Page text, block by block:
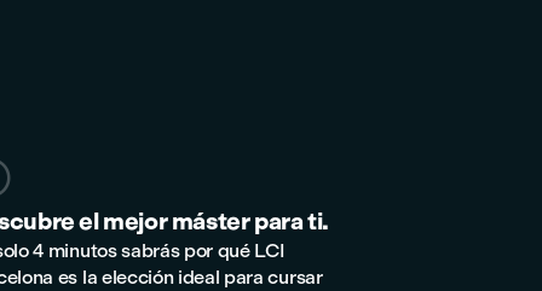
el mejor máster para ti.
4 minutos sabrás por qué LCI
es la elección ideal para cursar